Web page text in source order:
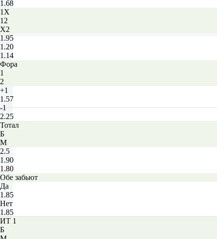
1.68
1X
12
X2
1.95
1.20
1.14
Фора
1
2
+1
1.57
-1
2.25
Тотал
Б
М
2.5
1.90
1.80
Обе забьют
Да
1.85
Нет
1.85
ИТ 1
Б